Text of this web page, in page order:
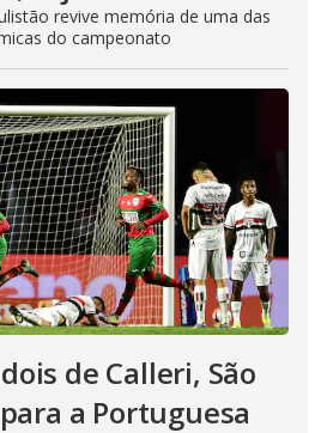
revive memória de uma das
do campeonato
de Calleri, São
a Portuguesa